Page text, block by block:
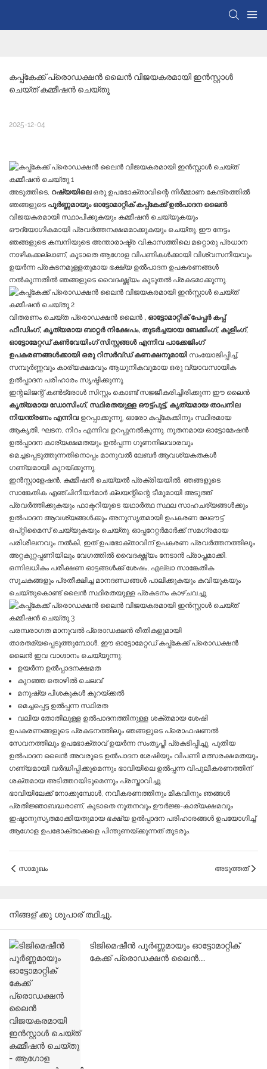
കപ്പ്കേക്ക് പ്രൊഡക്ഷൻ ലൈൻ വിജയകരമായി ഇൻസ്റ്റാൾ
ചെയ്ത് കമ്മീഷൻ ചെയ്തു
2025-12-04
അടുത്തിടെ, റഷ്യയിലെഒരു ഉപഭോക്താവിന്റെ നിർമ്മാണ കേന്ദ്രത്തിൽ
ഞങ്ങളുടെ പൂർണ്ണമായും ഓട്ടോമാറ്റിക് കപ്പ്കേക്ക് ഉൽ‌പാദന ലൈൻ
വിജയകരമായി സ്ഥാപിക്കുകയും കമ്മീഷൻ ചെയ്യുകയും
ഔദ്യോഗികമായി പ്രവർത്തനക്ഷമമാക്കുകയും ചെയ്തു. ഈ നേട്ടം
ഞങ്ങളുടെ കമ്പനിയുടെ അന്താരാഷ്ട്ര വികാസത്തിലെ മറ്റൊരു പ്രധാന
നാഴികക്കല്ലാണ്, കൂടാതെ ആഗോള വിപണികൾക്കായി വിശ്വസനീയവും
ഉയർന്ന പ്രകടനമുള്ളതുമായ ഭക്ഷ്യ ഉൽ‌പാദന ഉപകരണങ്ങൾ
നൽകുന്നതിൽ ഞങ്ങളുടെ വൈദഗ്ദ്ധ്യം കൂടുതൽ പ്രകടമാക്കുന്നു.
വിതരണം ചെയ്ത പ്രൊഡക്ഷൻ ലൈൻ , ഓട്ടോമാറ്റിക് പേപ്പർ കപ്പ്
ഫീഡിംഗ്, കൃത്യമായ ബാറ്റർ നിക്ഷേപം, തുടർച്ചയായ ബേക്കിംഗ്, കൂളിംഗ്,
ഓട്ടോമേറ്റഡ് കൺവേയിംഗ് സിസ്റ്റങ്ങൾ എന്നിവ പാക്കേജിംഗ്
ഉപകരണങ്ങൾക്കായി ഒരു റിസർവ്ഡ് കണക്ഷനുമായി സംയോജിപ്പിച്ച്,
സമ്പൂർണ്ണവും കാര്യക്ഷമവും ആധുനികവുമായ ഒരു വ്യാവസായിക
ഉൽപ്പാദന പരിഹാരം സൃഷ്ടിക്കുന്നു.
ഇന്റലിജന്റ് കൺട്രോൾ സിസ്റ്റം കൊണ്ട് സജ്ജീകരിച്ചിരിക്കുന്ന ഈ ലൈൻ
കൃത്യമായ ഡോസിംഗ്, സ്ഥിരതയുള്ള ഔട്ട്‌പുട്ട്, കൃത്യമായ താപനില
നിയന്ത്രണം എന്നിവ ഉറപ്പാക്കുന്നു, ഓരോ കപ്പ്‌കേക്കിനും സ്ഥിരമായ
ആകൃതി, ഘടന, നിറം എന്നിവ ഉറപ്പുനൽകുന്നു. നൂതനമായ ഓട്ടോമേഷൻ
ഉൽപ്പാദന കാര്യക്ഷമതയും ഉൽപ്പന്ന ഗുണനിലവാരവും
മെച്ചപ്പെടുത്തുന്നതിനൊപ്പം മാനുവൽ ലേബർ ആവശ്യകതകൾ
ഗണ്യമായി കുറയ്ക്കുന്നു.
ഇൻസ്റ്റാളേഷൻ, കമ്മീഷൻ ചെയ്യൽ പ്രക്രിയയിൽ, ഞങ്ങളുടെ
സാങ്കേതിക എഞ്ചിനീയർമാർ ക്ലയന്റിന്റെ ടീമുമായി അടുത്ത്
പ്രവർത്തിക്കുകയും ഫാക്ടറിയുടെ യഥാർത്ഥ സ്ഥല സാഹചര്യങ്ങൾക്കും
ഉൽ‌പാദന ആവശ്യങ്ങൾക്കും അനുസൃതമായി ഉപകരണ ലേഔട്ട്
ഒപ്റ്റിമൈസ് ചെയ്യുകയും ചെയ്തു. ഓപ്പറേറ്റർമാർക്ക് സമഗ്രമായ
പരിശീലനവും നൽകി, ഇത് ഉപഭോക്താവിന് ഉപകരണ പ്രവർത്തനത്തിലും
അറ്റകുറ്റപ്പണിയിലും വേഗത്തിൽ വൈദഗ്ദ്ധ്യം നേടാൻ പ്രാപ്തമാക്കി.
ഒന്നിലധികം പരീക്ഷണ ഓട്ടങ്ങൾക്ക് ശേഷം, എല്ലാ സാങ്കേതിക
സൂചകങ്ങളും പ്രതീക്ഷിച്ച മാനദണ്ഡങ്ങൾ പാലിക്കുകയും കവിയുകയും
ചെയ്തുകൊണ്ട് ലൈൻ സ്ഥിരതയുള്ള പ്രകടനം കാഴ്ചവച്ചു.
പരമ്പരാഗത മാനുവൽ പ്രൊഡക്ഷൻ രീതികളുമായി
താരതമ്യപ്പെടുത്തുമ്പോൾ, ഈ ഓട്ടോമേറ്റഡ് കപ്പ്കേക്ക് പ്രൊഡക്ഷൻ
ലൈൻ ഇവ വാഗ്ദാനം ചെയ്യുന്നു:
ഉയർന്ന ഉൽപ്പാദനക്ഷമത
കുറഞ്ഞ തൊഴിൽ ചെലവ്
മനുഷ്യ പിശകുകൾ കുറയ്ക്കൽ
മെച്ചപ്പെട്ട ഉൽപ്പന്ന സ്ഥിരത
വലിയ തോതിലുള്ള ഉൽ‌പാദനത്തിനുള്ള ശക്തമായ ശേഷി
ഉപകരണങ്ങളുടെ പ്രകടനത്തിലും ഞങ്ങളുടെ പ്രൊഫഷണൽ
സേവനത്തിലും ഉപഭോക്താവ് ഉയർന്ന സംതൃപ്തി പ്രകടിപ്പിച്ചു, പുതിയ
ഉൽ‌പാദന ലൈൻ അവരുടെ ഉൽ‌പാദന ശേഷിയും വിപണി മത്സരക്ഷമതയും
ഗണ്യമായി വർദ്ധിപ്പിക്കുമെന്നും ഭാവിയിലെ ഉൽ‌പ്പന്ന വിപുലീകരണത്തിന്
ശക്തമായ അടിത്തറയിടുമെന്നും പ്രസ്താവിച്ചു.
ഭാവിയിലേക്ക് നോക്കുമ്പോൾ, നവീകരണത്തിനും മികവിനും ഞങ്ങൾ
പ്രതിജ്ഞാബദ്ധരാണ്, കൂടാതെ നൂതനവും ഊർജ്ജ-കാര്യക്ഷമവും
ഇഷ്ടാനുസൃതമാക്കിയതുമായ ഭക്ഷ്യ ഉൽപ്പാദന പരിഹാരങ്ങൾ ഉപയോഗിച്ച്
ആഗോള ഉപഭോക്താക്കളെ പിന്തുണയ്ക്കുന്നത് തുടരും.
സാമുഖം അടുത്തത്
നിങ്ങള് ക്കു ശുപാര് ത്ഥിച്ചു.
ടിജിമെഷീൻ പൂർണ്ണമായും ഓട്ടോമാറ്റിക്
കേക്ക് പ്രൊഡക്ഷൻ ലൈൻ